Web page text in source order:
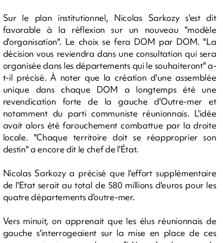
Sur le plan institutionnel, Nicolas Sarkozy s'est dit
favorable à la réflexion sur un nouveau "modèle
d'organisation". Le choix se fera DOM par DOM. "La
décision vous reviendra dans une consultation qui sera
organisée dans les départements qui le souhaiteront" a-
t-il précisé. À noter que la création d'une assemblée
unique dans chaque DOM a longtemps été une
revendication forte de la gauche d'Outre-mer et
notamment du parti communiste réunionnais. L'idée
avait alors été farouchement combattue par la droite
locale. "Chaque territoire doit se réapproprier son
destin" a encore dit le chef de l'État.
Nicolas Sarkozy a précisé que l'effort supplémentaire
de l'Etat serait au total de 580 millions d'euros pour les
quatre départements d'outre-mer.
Vers minuit, on apprenait que les élus réunionnais de
gauche s'interrogeaient sur la mise en place de ces